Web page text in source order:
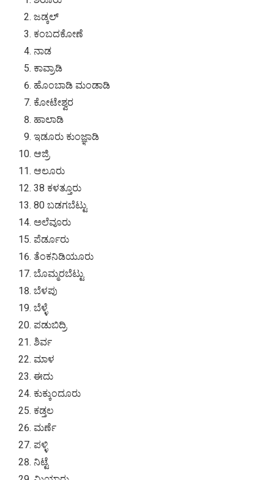
ಜಡ್ಕಲ್
ಕಂಬದಕೋಣೆ
ನಾಡ
ಕಾವ್ರಾಡಿ
ಹೊಂಬಾಡಿ ಮಂಡಾಡಿ
ಕೋಟೇಶ್ವರ
ಹಾಲಾಡಿ
ಇಡೂರು ಕುಂಜ್ಞಾಡಿ
ಆಜ್ರಿ
ಆಲೂರು
38 ಕಳತ್ತೂರು
80 ಬಡಗಬೆಟ್ಟು
ಅಲೆವೂರು
ಪೆರ್ಡೂರು
ತೆಂಕನಿಡಿಯೂರು
ಬೊಮ್ಮರಬೆಟ್ಟು
ಬೆಳಪು
ಬೆಳ್ಳೆ
ಪಡುಬಿದ್ರಿ
ಶಿರ್ವ
ಮಾಳ
ಈದು
ಕುಕ್ಕುಂದೂರು
ಕಡ್ತಲ
ಮರ್ಣೆ
ಪಳ್ಳಿ
ನಿಟ್ಟೆ